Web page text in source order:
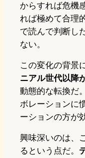
からすれば危機
れば極めて合理
で読んで判断し
ない。
この変化の背景
ニアル世代以降
動態的な転換だ
ボレーションに
ーションの方が
興味深いのは、
るという点だ。